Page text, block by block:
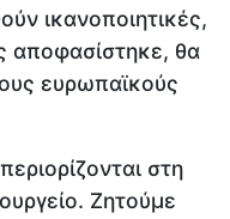
ικανοποιητικές,
αποφασίστηκε, θα
ευρωπαϊκούς
στη
Ζητούμε